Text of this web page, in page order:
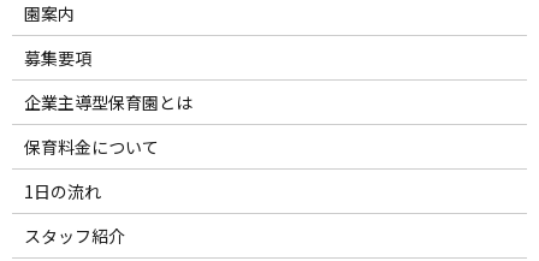
園案内
募集要項
企業主導型保育園とは
保育料金について
1日の流れ
スタッフ紹介